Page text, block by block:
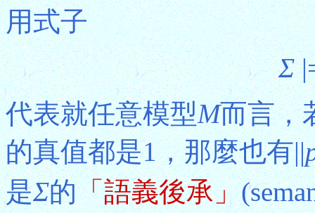
用式子
Σ
代表就任意模型M而言，
的真值都是1，那麼也有||
是Σ的「語義後承」